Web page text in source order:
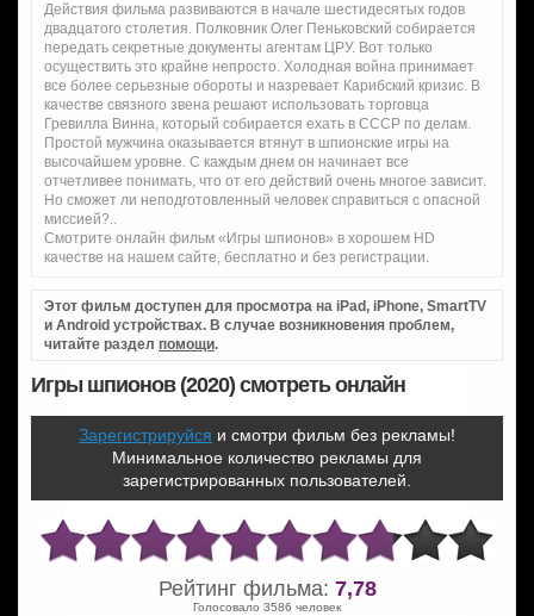
Действия фильма развиваются в начале шестидесятых годов
двадцатого столетия. Полковник Олег Пеньковский собирается
передать секретные документы агентам ЦРУ. Вот только
осуществить это крайне непросто. Холодная война принимает
все более серьезные обороты и назревает Карибский кризис. В
качестве связного звена решают использовать торговца
Гревилла Винна, который собирается ехать в СССР по делам.
Простой мужчина оказывается втянут в шпионские игры на
высочайшем уровне. С каждым днем он начинает все
отчетливее понимать, что от его действий очень многое зависит.
Но сможет ли неподготовленный человек справиться с опасной
миссией?..
Смотрите онлайн фильм «Игры шпионов» в хорошем HD
качестве на нашем сайте, бесплатно и без регистрации.
Этот фильм доступен для просмотра на iPad, iPhone, SmartTV
и Android устройствах. В случае возникновения проблем,
читайте раздел помощи.
Игры шпионов (2020) смотреть онлайн
Зарегистрируйся и смотри фильм без рекламы!
Минимальное количество рекламы для
зарегистрированных пользователей.
Рейтинг фильма: 7,78
Голосовало 3586 человек